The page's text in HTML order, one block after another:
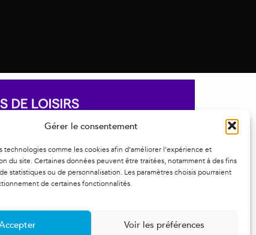
Gérer le consentement
technologies comme les cookies afin d’améliorer l’expérience et
du site. Certaines données peuvent être traitées, notamment à des fins
statistiques ou de personnalisation. Les paramètres choisis pourraient
de certaines fonctionnalités.
Voir les préférences